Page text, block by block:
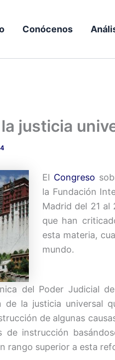
Conócenos
justicia
El Congreso
la Fundación
Madrid del 21 al
que han
esta materia,
mundo.
del Poder Judicial
de la justicia universal
de algunas
de instrucción
rango superior a esta